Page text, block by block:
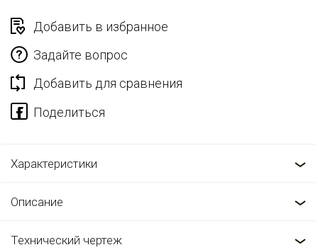
Добавить в избранное
Задайте вопрос
Добавить для сравнения
Характеристики
Описание
Технический чертеж